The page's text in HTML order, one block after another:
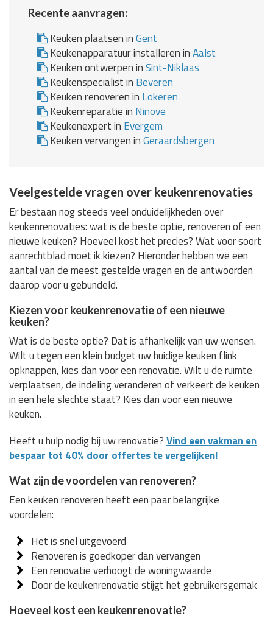
Recente aanvragen:
Keuken plaatsen inGent
Keukenapparatuur installeren inAalst
Keuken ontwerpen inSint-Niklaas
Keukenspecialist in Beveren
Keuken renoveren in Lokeren
Keukenreparatie in Ninove
Keukenexpert in Evergem
Keuken vervangen inGeraardsbergen
Veelgestelde vragen over keukenrenovaties
Er bestaan nog steeds veel onduidelijkheden over
keukenrenovaties: wat is de beste optie, renoveren of een
nieuwe keuken? Hoeveel kost het precies? Wat voor soort
aanrechtblad moet ik kiezen? Hieronder hebben we een
aantal van de meest gestelde vragen en de antwoorden
daarop voor u gebundeld.
Kiezen voor keukenrenovatie of een nieuwe
keuken?
Wat is de beste optie? Dat is afhankelijk van uw wensen.
Wilt u tegen een klein budget uw huidige keuken flink
opknappen, kies dan voor een renovatie. Wilt u de ruimte
verplaatsen, de indeling veranderen of verkeert de keuken
in een hele slechte staat? Kies dan voor een nieuwe
keuken.
Heeft u hulp nodig bij uw renovatie?Vind een vakman en
bespaar tot 40% door offertes te vergelijken!
Wat zijn de voordelen van renoveren?
Een keuken renoveren heeft een paar belangrijke
voordelen:
Het is snel uitgevoerd
Renoveren is goedkoper dan vervangen
Een renovatie verhoogt de woningwaarde
Door de keukenrenovatie stijgt het gebruikersgemak
Hoeveel kost een keukenrenovatie?